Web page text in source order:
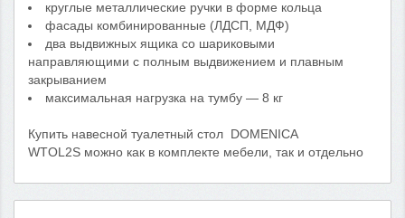
круглые металлические ручки в форме кольца
фасады комбинированные (ЛДСП, МДФ)
два выдвижных ящика со шариковыми
направляющими с полным выдвижением и плавным
закрыванием
максимальная нагрузка на тумбу — 8 кг
Купить навесной туалетный стол DOMENICA
WTOL2S можно как в комплекте мебели, так и отдельно